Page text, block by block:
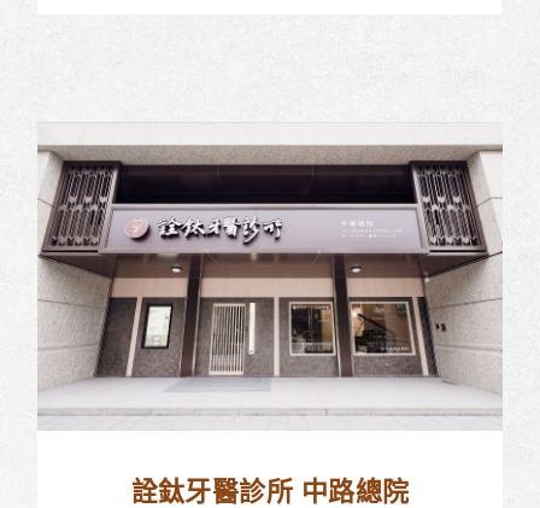
詮鈦牙醫診所 中路總院